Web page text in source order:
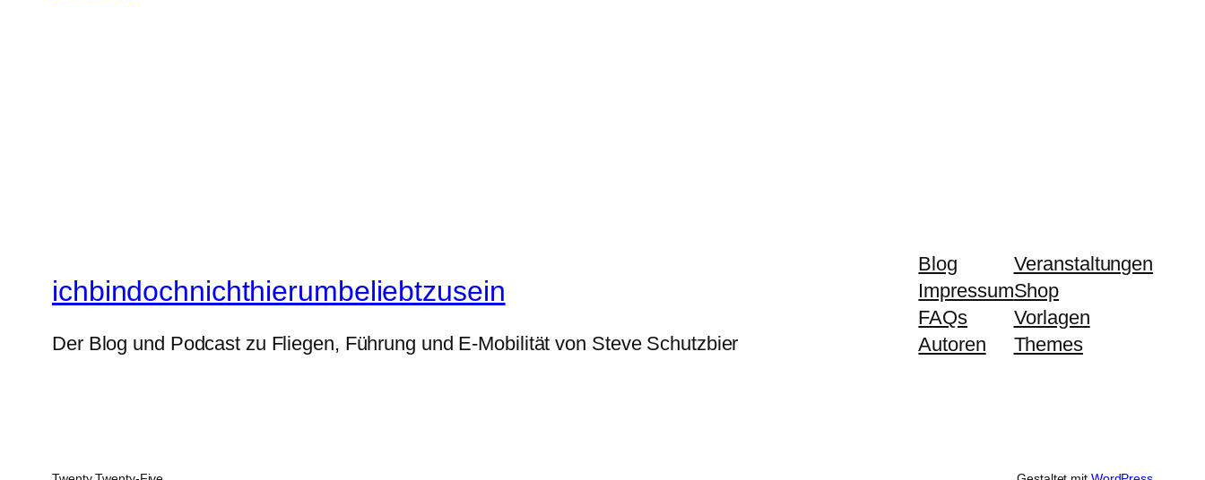
ichbindochnichthierumbeliebtzusein
Der Blog und Podcast zu Fliegen, Führung und E-Mobilität von Steve Schutzbier
Blog
Impressum
FAQs
Autoren
Veranstaltungen
Shop
Vorlagen
Themes